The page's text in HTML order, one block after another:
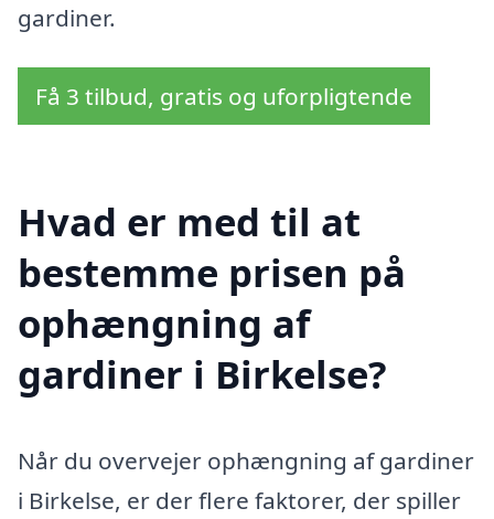
gardiner.
Få 3 tilbud, gratis og uforpligtende
Hvad er med til at
bestemme prisen på
ophængning af
gardiner i Birkelse?
Når du overvejer ophængning af gardiner
i Birkelse, er der flere faktorer, der spiller